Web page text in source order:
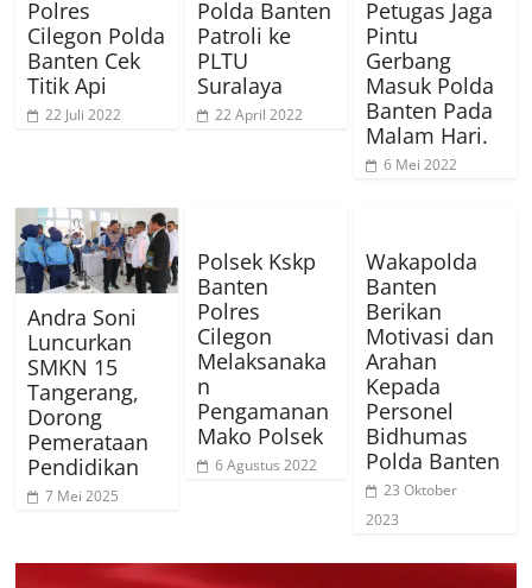
Polres
Cilegon Polda
Banten Cek
Titik Api
22 Juli 2022
Polda Banten
Patroli ke
PLTU
Suralaya
22 April 2022
Petugas Jaga
Pintu
Gerbang
Masuk Polda
Banten Pada
Malam Hari.
6 Mei 2022
Andra Soni
Luncurkan
SMKN 15
Tangerang,
Dorong
Pemerataan
Pendidikan
7 Mei 2025
Polsek Kskp
Banten
Polres
Cilegon
Melaksanaka
n
Pengamanan
Mako Polsek
6 Agustus 2022
Wakapolda
Banten
Berikan
Motivasi dan
Arahan
Kepada
Personel
Bidhumas
Polda Banten
23 Oktober
2023